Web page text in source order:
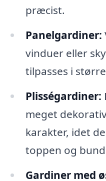
præcist.
Panelgardiner:
vinduer eller
tilpasses i
Plisségardiner:
meget
karakter, idet
toppen og
Gardiner med